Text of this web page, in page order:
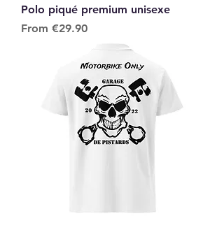
Polo piqué premium unisexe
From €29.90
Sale Price